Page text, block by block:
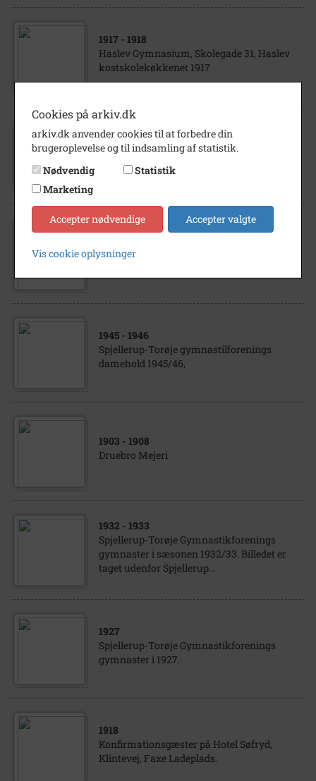
1917 - 1918
Haslev Gymnasium, Skolegade 31, Haslev
kostskolekøkkenet 1917
1922
1932
Haslev Gymnasium, Skolegade 31.
1945 - 1946
Spjellerup-Torøje gymnastilforenings
damehold 1945/46,
1903 - 1908
Druebro Mejeri
1932 - 1933
Spjellerup-Torøje Gymnastikforenings
gymnaster i sæsonen 1932/33. Billedet er
taget udenfor Spjellerup...
1927
Spjellerup-Torøje Gymnastikforenings
gymnaster i 1927.
1918
Konfirmationsgæster på Hotel Søfryd,
Klintevej, Faxe Ladeplads.
Cookies på arkiv.dk
arkiv.dk anvender cookies til at forbedre din
brugeroplevelse og til indsamling af statistik.
Nødvendig
Statistik
Marketing
Accepter nødvendige Accepter valgte
Vis cookie oplysninger